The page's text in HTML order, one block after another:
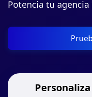
Potencia tu